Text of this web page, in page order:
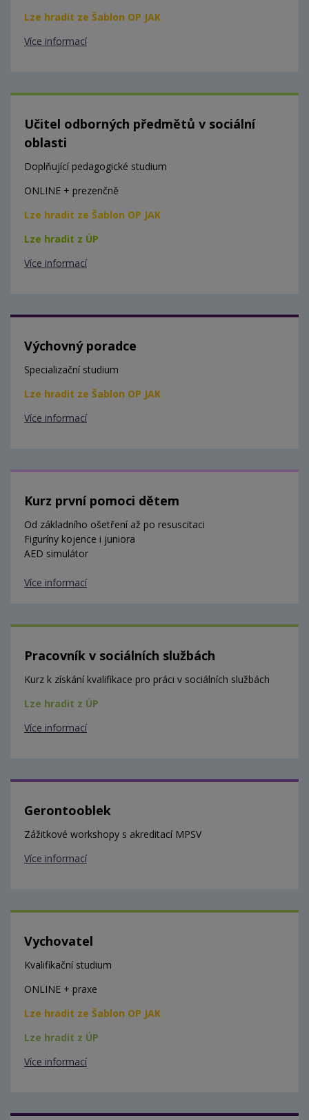
Lze hradit ze Šablon OP JAK
Více informací
Učitel odborných předmětů v sociální
oblasti
Doplňující pedagogické studium
ONLINE + prezenčně
Lze hradit ze Šablon OP JAK
Lze hradit z ÚP
Více informací
Výchovný poradce
Specializační studium
Lze hradit ze Šablon OP JAK
Více informací
Kurz první pomoci dětem
Od základního ošetření až po resuscitaci
Figuríny kojence i juniora
AED simulátor
Více informací
Pracovník v sociálních službách
Kurz k získání kvalifikace pro práci v sociálních službách
Lze hradit z ÚP
Více informací
Gerontooblek
Zážitkové workshopy s akreditací MPSV
Více informací
Vychovatel
Kvalifikační studium
ONLINE + praxe
Lze hradit ze Šablon OP JAK
Lze hradit z ÚP
Více informací